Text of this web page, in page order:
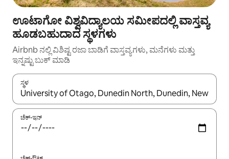
ಊಟಾಗೋ ವಿಶ್ವವಿದ್ಯಾಲಯ ಸಮೀಪದಲ್ಲಿ ವಾಸ್ತವ್ಯ
ಹೂಡಬಹುದಾದ ಸ್ಥಳಗಳು
Airbnb ನಲ್ಲಿ ವಿಶಿಷ್ಟ ರಜಾ ಬಾಡಿಗೆ ವಾಸ್ತವ್ಯಗಳು, ಮನೆಗಳು ಮತ್ತು
ಇನ್ನಷ್ಟು ಬುಕ್ ಮಾಡಿ
ಸ್ಥಳ
ಫಲಿತಾಂಶಗಳು ಲಭ್ಯವಿರುವಾಗ, ಅಪ್ ಮತ್ತು ಡೌನ್ ಬಾಣದ ಕೀಲಿಗಳೊಂದಿಗೆ
ಚೆಕ್-ಇನ್